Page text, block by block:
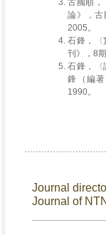
古國順，
論》，古
2005。
石鋒，〈
刊》，8
石鋒，〈
鋒（編
1990。
Journal
Journal of